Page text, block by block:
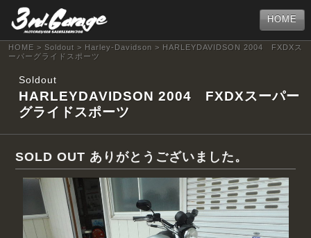
HOME
HOME > Soldout > Harley-Davidson > HARLEYDAVIDSON 2004 FXDXス
ーパーグライドスポーツ
Soldout
HARLEYDAVIDSON 2004 FXDXスーパー
グライドスポーツ
SOLD OUT ありがとうございました。